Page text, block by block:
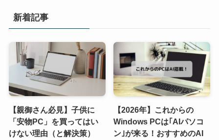
新着記事
【親御さん必見】子供に
「安物PC」を買ってはい
けない理由（と解決策）
【2026年】これからの
Windows PCは｢AIパソコ
ン｣が来る！おすすめのAI